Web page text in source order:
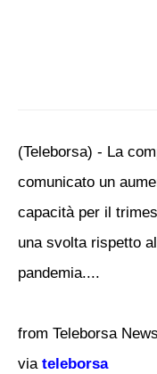
(Teleborsa) - La
comunicato un
capacità per il
una svolta rispetto
pandemia....
from Teleborsa
via teleborsa